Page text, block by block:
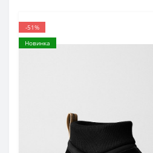
-51%
Новинка